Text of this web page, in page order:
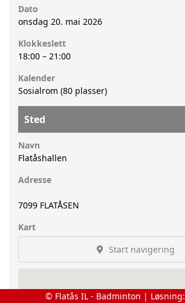
Dato
onsdag 20. mai 2026
Klokkeslett
18:00 – 21:00
Kalender
Sosialrom (80 plasser)
Sted
Navn
Flatåshallen
Adresse
7099 FLATÅSEN
Kart
Start navigering
© Flatås IL - Badminton | Løsning: